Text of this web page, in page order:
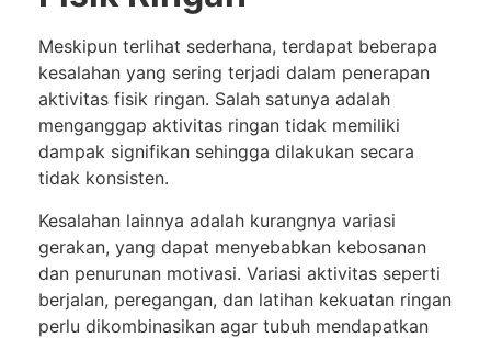
Meskipun terlihat sederhana, terdapat beberapa
kesalahan yang sering terjadi dalam penerapan
aktivitas fisik ringan. Salah satunya adalah
menganggap aktivitas ringan tidak memiliki
dampak signifikan sehingga dilakukan secara
tidak konsisten.
Kesalahan lainnya adalah kurangnya variasi
gerakan, yang dapat menyebabkan kebosanan
dan penurunan motivasi. Variasi aktivitas seperti
berjalan, peregangan, dan latihan kekuatan ringan
perlu dikombinasikan agar tubuh mendapatkan